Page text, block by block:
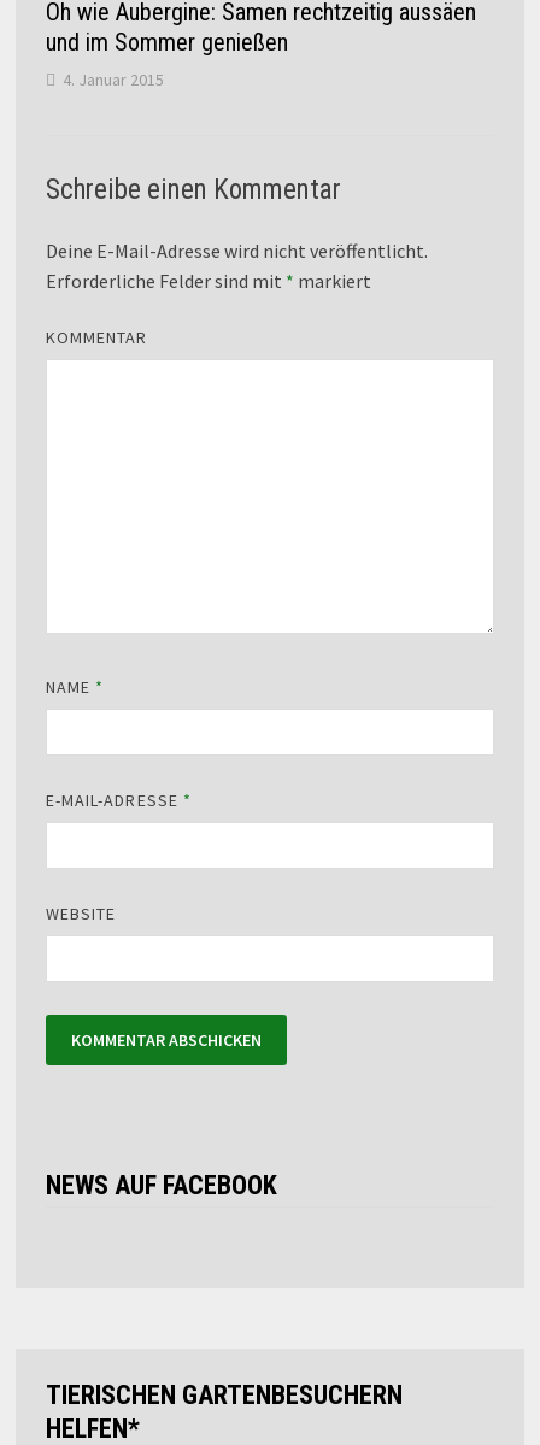
Oh wie Aubergine: Samen rechtzeitig aussäen
und im Sommer genießen
4. Januar 2015
Schreibe einen Kommentar
Deine E-Mail-Adresse wird nicht veröffentlicht.
Erforderliche Felder sind mit * markiert
KOMMENTAR
NAME *
E-MAIL-ADRESSE *
WEBSITE
NEWS AUF FACEBOOK
TIERISCHEN GARTENBESUCHERN
HELFEN*